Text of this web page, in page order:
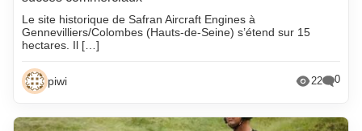
Le site historique de Safran Aircraft Engines à
Gennevilliers/Colombes (Hauts-de-Seine) s’étend sur 15
hectares. Il […]
piwi 22 0